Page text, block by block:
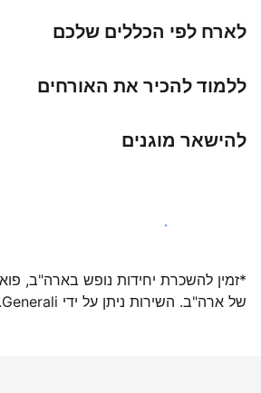
לארח לפי הכללים שלכם
ללמוד להכיר את האורחים
להישאר מוגנים
הצטרפו אלינו עוד היום
*זמין להשכרת יחידות נופש בארה"ב,
של ארה"ב. השירות ניתן על ידי Generali.